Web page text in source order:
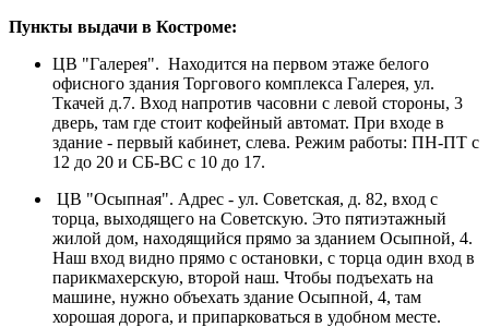
Пункты выдачи в Костроме:
ЦВ "Галерея". Находится на первом этаже белого
офисного здания Торгового комплекса Галерея, ул.
Ткачей д.7. Вход напротив часовни с левой стороны, 3
дверь, там где стоит кофейный автомат. При входе в
здание - первый кабинет, слева. Режим работы: ПН-ПТ с
12 до 20 и СБ-ВС с 10 до 17.
ЦВ "Осыпная". Адрес - ул. Советская, д. 82, вход с
торца, выходящего на Советскую. Это пятиэтажный
жилой дом, находящийся прямо за зданием Осыпной, 4.
Наш вход видно прямо с остановки, с торца один вход в
парикмахерскую, второй наш. Чтобы подъехать на
машине, нужно объехать здание Осыпной, 4, там
хорошая дорога, и припарковаться в удобном месте.